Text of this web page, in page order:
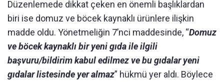
Düzenlemede dikkat çeken en önemli başlıklardan
biri ise domuz ve böcek kaynaklı ürünlere ilişkin
madde oldu. Yönetmeliğin 7’nci maddesinde, “Domuz
ve böcek kaynaklı bir yeni gıda ile ilgili
başvuru/bildirim kabul edilmez ve bu gıdalar yeni
gıdalar listesinde yer almaz” hükmü yer aldı. Böylece